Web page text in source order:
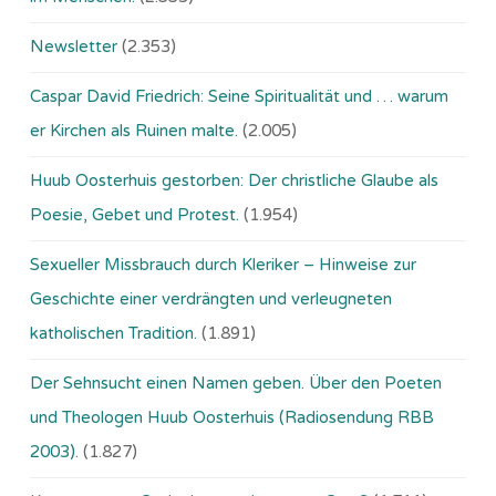
Newsletter (2.353)
Caspar David Friedrich: Seine Spiritualität und … warum
er Kirchen als Ruinen malte. (2.005)
Huub Oosterhuis gestorben: Der christliche Glaube als
Poesie, Gebet und Protest. (1.954)
Sexueller Missbrauch durch Kleriker – Hinweise zur
Geschichte einer verdrängten und verleugneten
katholischen Tradition. (1.891)
Der Sehnsucht einen Namen geben. Über den Poeten
und Theologen Huub Oosterhuis (Ra­dio­sen­dung RBB
2003). (1.827)